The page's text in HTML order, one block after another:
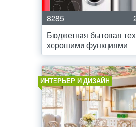
8285
Бюджетная бытовая
хорошими функциями
ИНТЕРЬЕР И ДИЗАЙН